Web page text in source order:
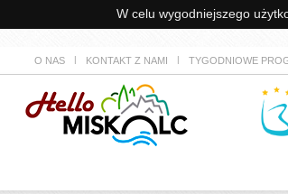
W celu wygodniejszego
O NAS KONTAKT Z NAMI TYGODNIOWE